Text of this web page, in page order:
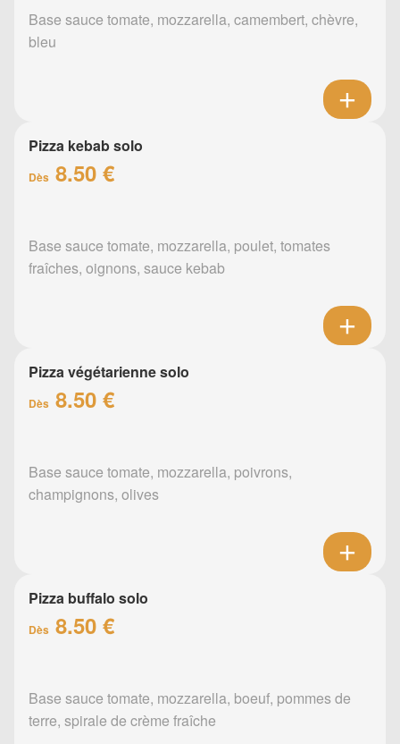
Base sauce tomate, mozzarella, camembert, chèvre,
bleu
Pizza kebab solo
Dès 8.50 €
Base sauce tomate, mozzarella, poulet, tomates
fraîches, oignons, sauce kebab
Pizza végétarienne solo
Dès 8.50 €
Base sauce tomate, mozzarella, poivrons,
champignons, olives
Pizza buffalo solo
Dès 8.50 €
Base sauce tomate, mozzarella, boeuf, pommes de
terre, spirale de crème fraîche